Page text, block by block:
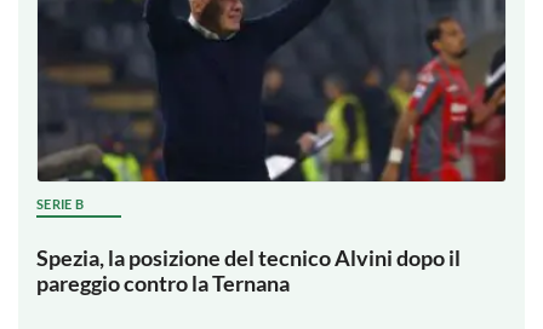
SERIE B
Spezia, la posizione del tecnico Alvini dopo il
pareggio contro la Ternana